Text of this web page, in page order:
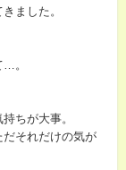
ました。
。
ちが大事。
それだけの気が